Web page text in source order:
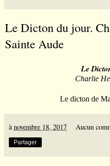
Le Dicton du jour.
Sainte Aude
Le
Charlie
Le dicton de
ànovembre 18, 2017 Aucun
Partager